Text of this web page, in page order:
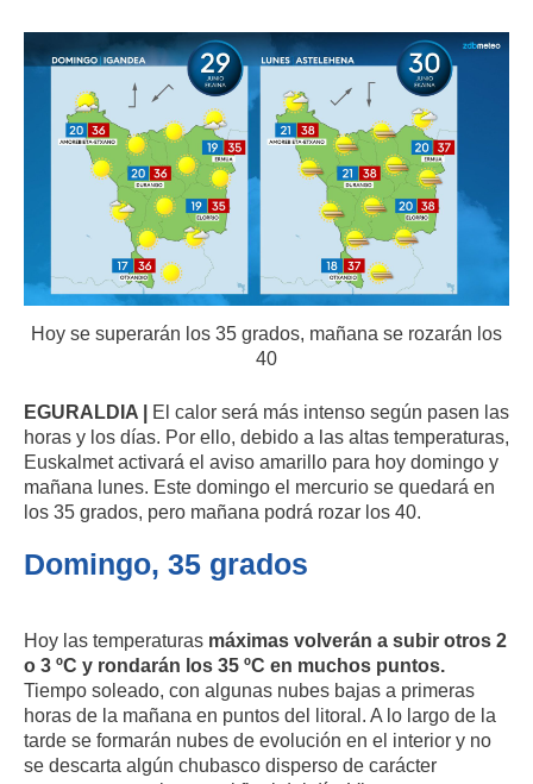
Hoy se superarán los 35 grados, mañana se rozarán los
40
EGURALDIA |
El calor será más intenso según pasen las
horas y los días. Por ello, debido a las altas temperaturas,
Euskalmet activará el aviso amarillo para hoy domingo y
mañana lunes. Este domingo el mercurio se quedará en
los 35 grados, pero mañana podrá rozar los 40.
Domingo, 35 grados
Hoy las temperaturas máximas volverán a subir otros 2
o 3 ºC y rondarán los 35 ºC en muchos puntos.
Tiempo soleado, con algunas nubes bajas a primeras
horas de la mañana en puntos del litoral. A lo largo de la
tarde se formarán nubes de evolución en el interior y no
se descarta algún chubasco disperso de carácter